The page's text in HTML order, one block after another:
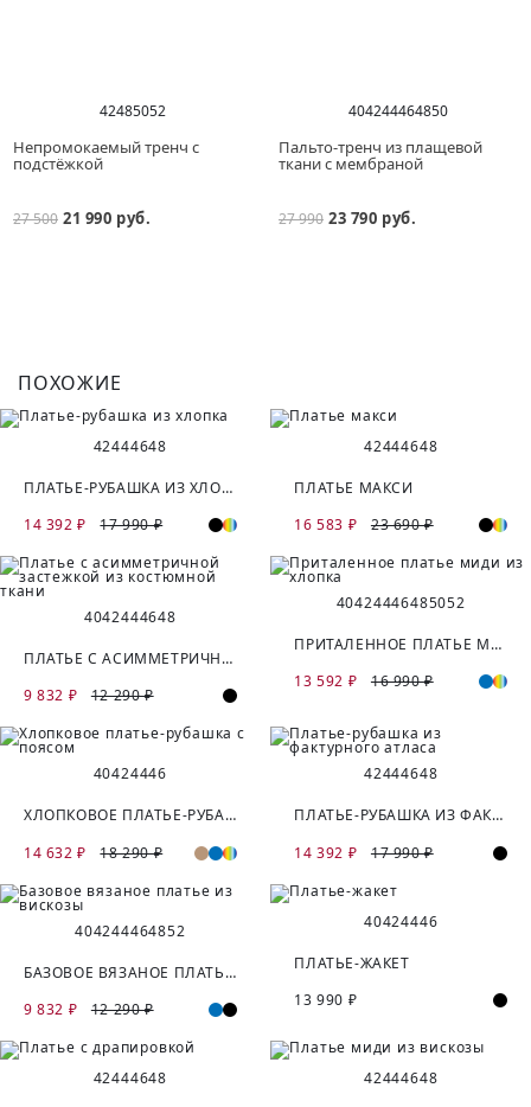
42485052
Непромокаемый тренч с
подстёжкой
27 500 21 990 руб.
404244464850
Пальто-тренч из плащевой
ткани с мембраной
27 990 23 790 руб.
ПОХОЖИЕ
42444648
ПЛАТЬЕ-РУБАШКА ИЗ ХЛОПКА
14 392 ₽
17 990 ₽
42444648
ПЛАТЬЕ МАКСИ
16 583 ₽
23 690 ₽
4042444648
ПЛАТЬЕ С АСИММЕТРИЧНОЙ ЗАСТЕЖКОЙ ИЗ КОСТЮМНОЙ ТКАНИ
9 832 ₽
12 290 ₽
40424446485052
ПРИТАЛЕННОЕ ПЛАТЬЕ МИДИ ИЗ ХЛОПКА
13 592 ₽
16 990 ₽
40424446
ХЛОПКОВОЕ ПЛАТЬЕ-РУБАШКА С ПОЯСОМ
14 632 ₽
18 290 ₽
42444648
ПЛАТЬЕ-РУБАШКА ИЗ ФАКТУРНОГО АТЛАСА
14 392 ₽
17 990 ₽
404244464852
БАЗОВОЕ ВЯЗАНОЕ ПЛАТЬЕ ИЗ ВИСКОЗЫ
9 832 ₽
12 290 ₽
40424446
ПЛАТЬЕ-ЖАКЕТ
13 990 ₽
42444648 42444648